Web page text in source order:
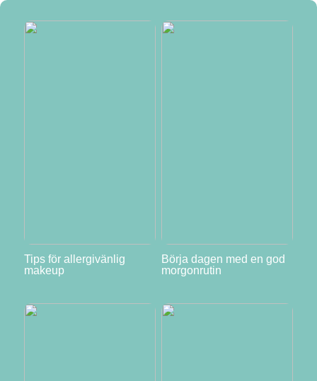
Tips för allergivänlig
makeup
Börja dagen med en god
morgonrutin